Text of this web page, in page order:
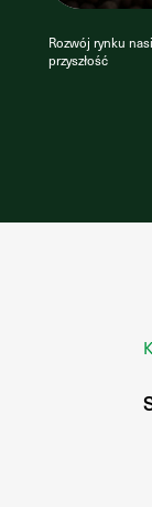
Rozwój rynku
przyszłość